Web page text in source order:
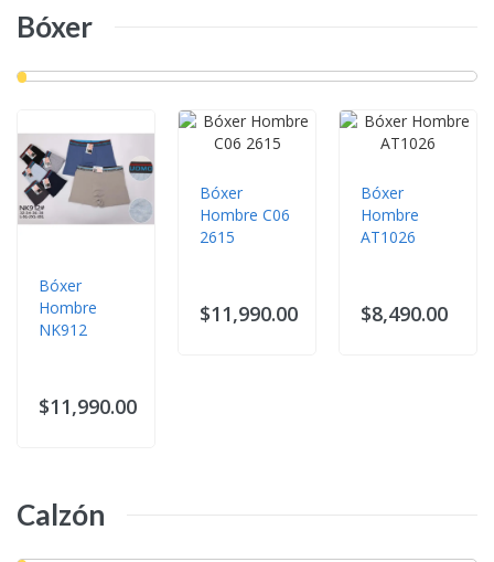
Bóxer
Bóxer
Hombre
NK912
$11,990.00
Bóxer
Hombre C06
2615
$11,990.00
Bóxer
Hombre
AT1026
$8,490.00
Calzón